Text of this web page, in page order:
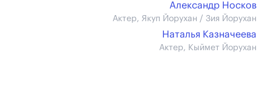
Александр Носков
Актер, Якуп Йорухан / Зия Йорухан
Наталья Казначеева
Актер, Кыймет Йорухан